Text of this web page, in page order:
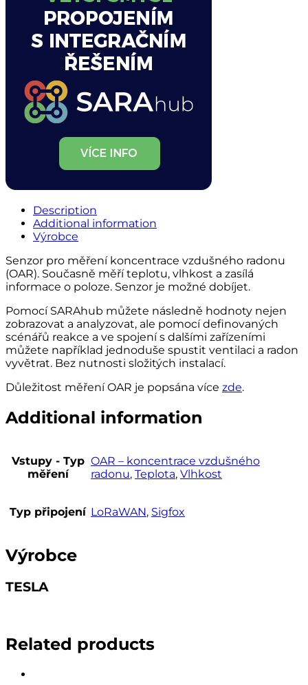
Description
Additional information
Výrobce
Senzor pro měření koncentrace vzdušného radonu
(OAR). Současně měří teplotu, vlhkost a zasílá
informace o poloze. Senzor je možné dobíjet.
Pomocí SARAhub můžete následně hodnoty nejen
zobrazovat a analyzovat, ale pomocí definovaných
scénářů reakce a ve spojení s dalšími zařízeními
můžete například jednoduše spustit ventilaci a radon
vyvětrat. Bez nutnosti složitých instalací.
Důležitost měření OAR je popsána více zde.
Additional information
Vstupy - Typ
měření
OAR – koncentrace vzdušného
radonu, Teplota, Vlhkost
Typ připojení LoRaWAN, Sigfox
Výrobce
TESLA
Related products